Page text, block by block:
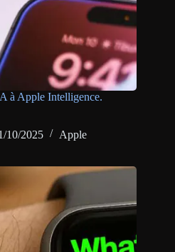
à Apple Intelligence.
10/2025 Apple